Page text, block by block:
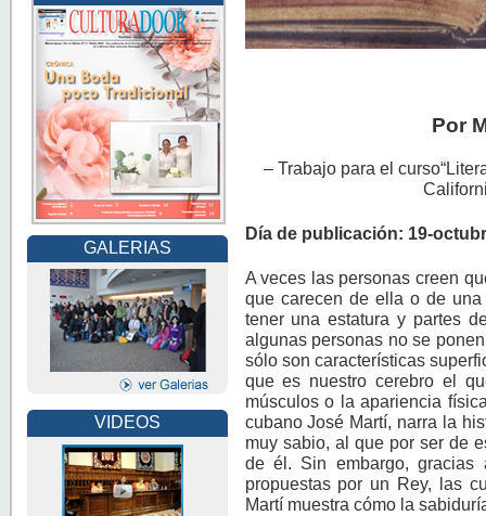
GALERIAS
VIDEOS
Por
– Trabajo para el
Día de publicación: 19-
A veces las personas creen
que carecen de ella o de
tener una estatura y partes
algunas personas no se
sólo son características
que es nuestro cerebro el
músculos o la apariencia
cubano José Martí, narra la
muy sabio, al que por ser de
de él. Sin embargo, gracias
propuestas por un Rey, las
Martí muestra cómo la